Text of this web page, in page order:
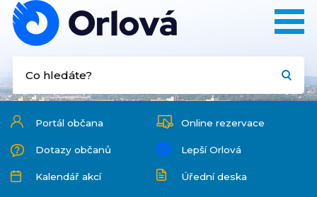
Portál občana Online rezervace
Dotazy občanů Lepší Orlová
Kalendář akcí Úřední deska